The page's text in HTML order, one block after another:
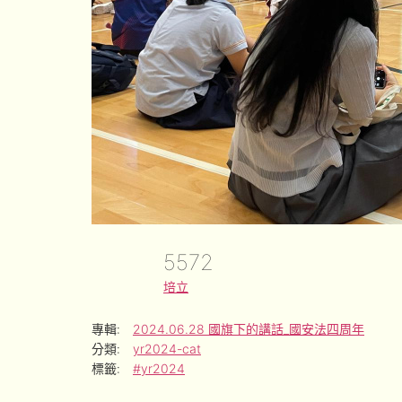
5572
培立
專輯:
2024.06.28 國旗下的講話_國安法四周年
分類:
yr2024-cat
標籤:
#yr2024